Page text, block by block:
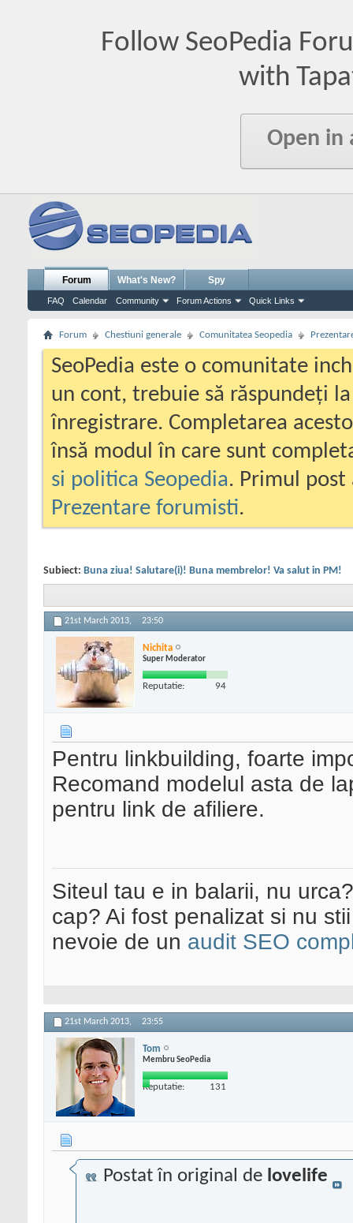
Follow SeoPedia
with
Open in
Forum
FAQ Calendar Community Forum Actions Quick Links
What's New? Spy
Forum Chestiuni generale Comunitatea Seopedia
SeoPedia este o comunitate
un cont, trebuie să răspundeți
înregistrare. Completarea
însă modul în care sunt
si politica Seopedia. Primul
Prezentare forumisti.
Subiect: Buna ziua! Salutare(i)! Buna membrelor! Va salut in PM!
21st March 2013, 23:50
Nichita
Super Moderator
Reputatie: 94
Pentru linkbuilding, foarte
Recomand modelul asta de
pentru link de afiliere.
Siteul tau e in balarii, nu
cap? Ai fost penalizat si nu
nevoie de un audit SEO
21st March 2013, 23:55
Tom
Membru SeoPedia
Reputatie: 131
Postat în original de lovelife